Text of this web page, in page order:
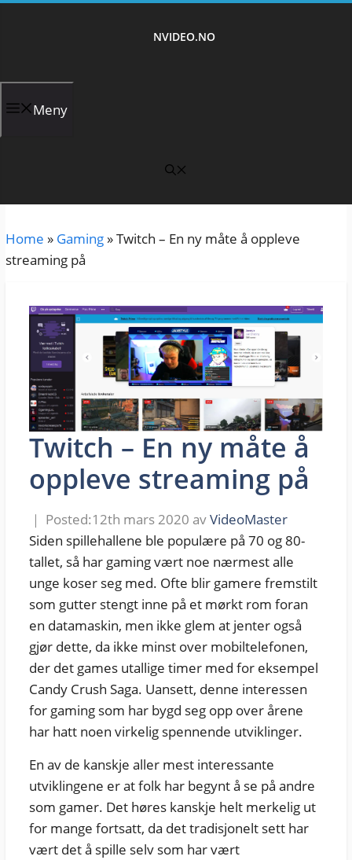
NVIDEO.NO
Meny
Home » Gaming»Twitch – En ny måte å oppleve
streaming på
Twitch – En ny måte å
oppleve streaming på
12th mars 2020 avVideoMaster
Siden spillehallene ble populære på 70 og 80-
tallet, så har gaming vært noe nærmest alle
unge koser seg med. Ofte blir gamere fremstilt
som gutter stengt inne på et mørkt rom foran
en datamaskin, men ikke glem at jenter også
gjør dette, da ikke minst over mobiltelefonen,
der det games utallige timer med for eksempel
Candy Crush Saga. Uansett, denne interessen
for gaming som har bygd seg opp over årene
har hatt noen virkelig spennende utviklinger.
En av de kanskje aller mest interessante
utviklingene er at folk har begynt å se på andre
som gamer. Det høres kanskje helt merkelig ut
for mange fortsatt, da det tradisjonelt sett har
vært det å spille selv som har vært